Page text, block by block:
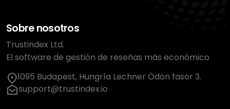
Sobre nosotros
Trustindex Ltd.
El software de gestión de reseñas más económico
1095 Budapest, Hungría Lechner Ödön fasor 3.
support@trustindex.io